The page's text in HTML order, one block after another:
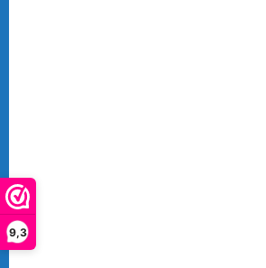
9,3